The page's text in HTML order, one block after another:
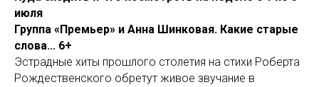
июля
Группа «Премьер» и Анна Шинковая. Какие старые
слова... 6+
Эстрадные хиты прошлого столетия на стихи Роберта
Рождественского обретут живое звучание в